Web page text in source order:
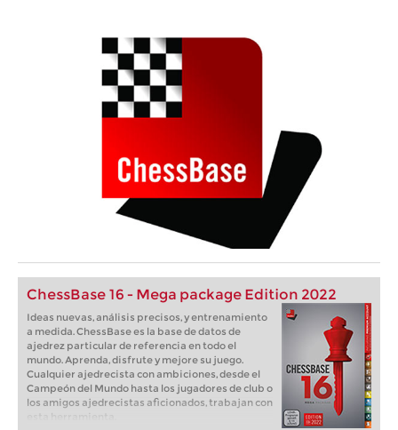
ChessBase 16 - Mega package Edition 2022
Ideas nuevas, análisis precisos, y entrenamiento
a medida. ChessBase es la base de datos de
ajedrez particular de referencia en todo el
mundo. Aprenda, disfrute y mejore su juego.
Cualquier ajedrecista con ambiciones, desde el
Campeón del Mundo hasta los jugadores de club o
los amigos ajedrecistas aficionados, trabajan con